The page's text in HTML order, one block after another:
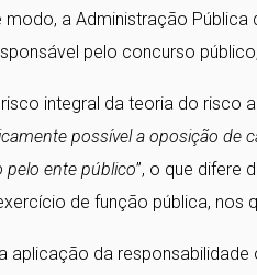
modo, a Administração
pelo concurso
integral da teoria do
possível a oposição de
pelo ente público”, o que difere
de função pública, nos
aplicação da